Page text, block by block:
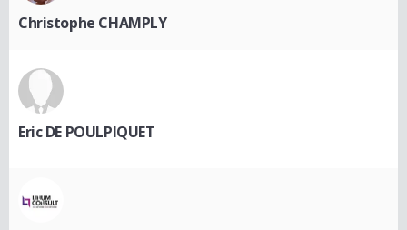
Christophe CHAMPLY
Eric DE POULPIQUET